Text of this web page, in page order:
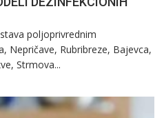
poljoprivrednim
Nepričave, Rubribreze, Bajevca,
Strmova...